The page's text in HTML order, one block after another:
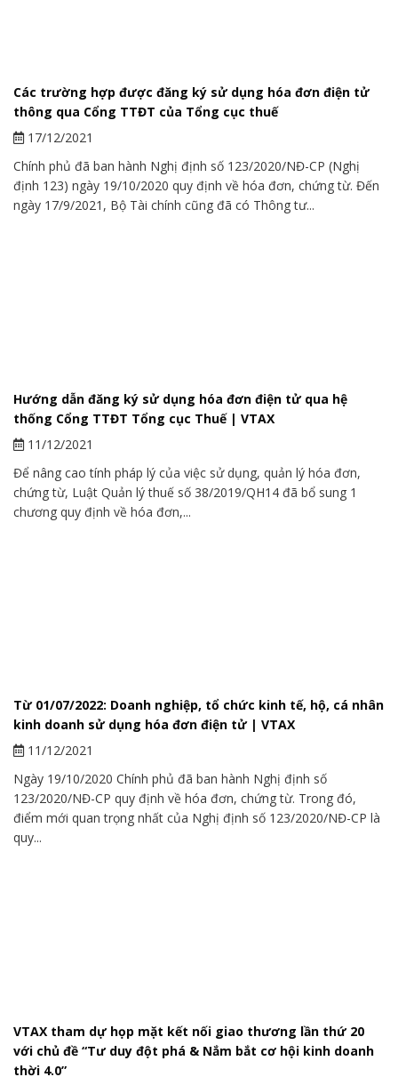
Các trường hợp được đăng ký sử dụng hóa đơn điện tử
thông qua Cổng TTĐT của Tổng cục thuế
17/12/2021
Chính phủ đã ban hành Nghị định số 123/2020/NĐ-CP (Nghị
định 123) ngày 19/10/2020 quy định về hóa đơn, chứng từ. Đến
ngày 17/9/2021, Bộ Tài chính cũng đã có Thông tư...
Hướng dẫn đăng ký sử dụng hóa đơn điện tử qua hệ
thống Cổng TTĐT Tổng cục Thuế | VTAX
11/12/2021
Để nâng cao tính pháp lý của việc sử dụng, quản lý hóa đơn,
chứng từ, Luật Quản lý thuế số 38/2019/QH14 đã bổ sung 1
chương quy định về hóa đơn,...
Từ 01/07/2022: Doanh nghiệp, tổ chức kinh tế, hộ, cá nhân
kinh doanh sử dụng hóa đơn điện tử | VTAX
11/12/2021
Ngày 19/10/2020 Chính phủ đã ban hành Nghị định số
123/2020/NĐ-CP quy định về hóa đơn, chứng từ. Trong đó,
điểm mới quan trọng nhất của Nghị định số 123/2020/NĐ-CP là
quy...
VTAX tham dự họp mặt kết nối giao thương lần thứ 20
với chủ đề “Tư duy đột phá & Nắm bắt cơ hội kinh doanh
thời 4.0”